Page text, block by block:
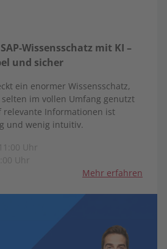
Wissensschatz mit KI –
und sicher
ein enormer Wissensschatz,
im vollen Umfang genutzt
relevante Informationen ist
und wenig intuitiv.
Uhr
Uhr
Mehr erfahren